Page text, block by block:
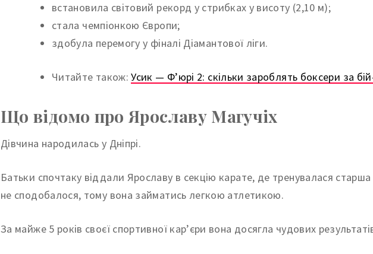
встановила світовий рекорд у стрибках у висоту (2,10 м);
стала чемпіонкою Європи;
здобула перемогу у фіналі Діамантової ліги.
Читайте також:Усик — Ф’юрі 2: скільки зароблять боксери за
Що відомо про Ярославу Магучіх
Дівчина народилась у Дніпрі.
Батьки спочтаку віддали Ярославу в секцію карате, де тренувалася
не сподобалося, тому вона займатись легкою атлетикою.
За майже 5 років своєї спортивної кар’єри вона досягла чудових